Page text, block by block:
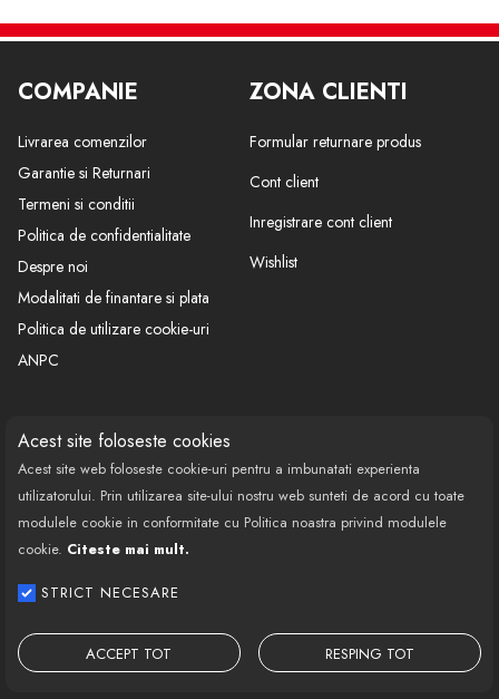
Acest site foloseste cookies
Acest site web foloseste cookie-uri pentru a imbunatati experienta
utilizatorului. Prin utilizarea site-ului nostru web sunteti de acord cu toate
modulele cookie in conformitate cu Politica noastra privind modulele
cookie. Citeste mai mult.
STRICT NECESARE
ACCEPT TOT RESPING TOT
Cu/Fara Ac; 1,4 Tdi 55kw Cv Manuala Cu/Fara Ac; 1,9 Tdi
Ac
COMPANIE
Livrarea comenzilor
Garantie si Returnari
Termeni si conditii
Politica de confidentialitate
Despre noi
Modalitati de finantare si plata
Politica de utilizare cookie-uri
ANPC
ZONA CLIENTI
Formular returnare produs
Cont client
Inregistrare cont client
Wishlist
CONTACT
Call Center: 0377 100 941
Program de lucru: Luni-Vineri
08:00 - 18:00
Email: contact@bestautovest.ro
SRL CUI: 32372789, Reg.Com.:
J02/1129/2013